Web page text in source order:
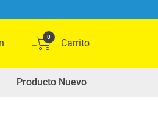
0
Producto Nuevo